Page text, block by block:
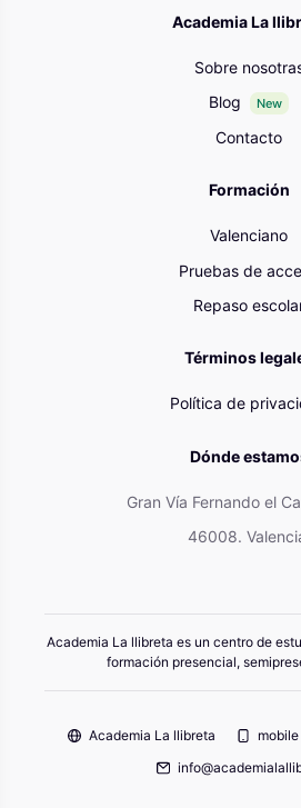
Academia La
Sobre
Blog
New
Contacto
Formación
Valenciano
Pruebas de
Repaso
Términos
Política de
Dónde
Gran Vía Fernando el
46008.
Academia La llibreta es un centro de
formación presencial,
Academia La llibreta